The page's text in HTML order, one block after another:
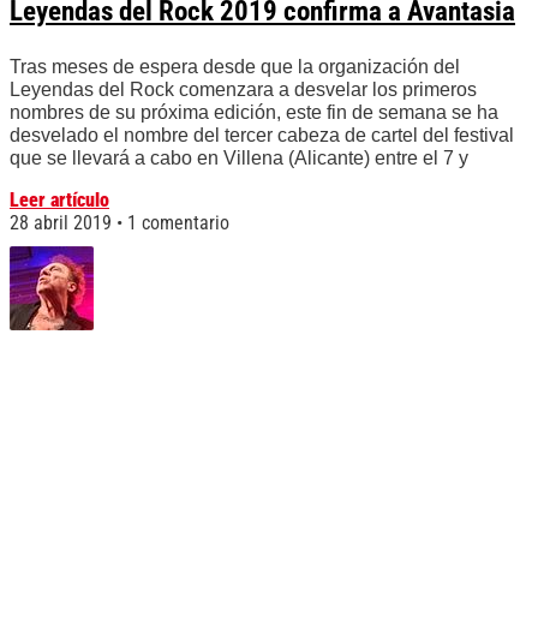
Leyendas del Rock 2019 confirma a Avantasia
Tras meses de espera desde que la organización del
Leyendas del Rock comenzara a desvelar los primeros
nombres de su próxima edición, este fin de semana se ha
desvelado el nombre del tercer cabeza de cartel del festival
que se llevará a cabo en Villena (Alicante) entre el 7 y
Leer artículo
28 abril 2019
1 comentario